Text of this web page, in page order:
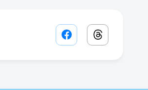
Facebook share link
Threads